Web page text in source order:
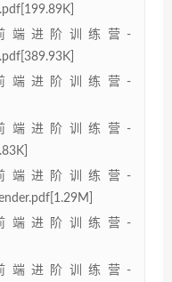
端进阶训练营-
端进阶训练营-
端进阶训练营-
端进阶训练营-
端进阶训练营-
端进阶训练营-